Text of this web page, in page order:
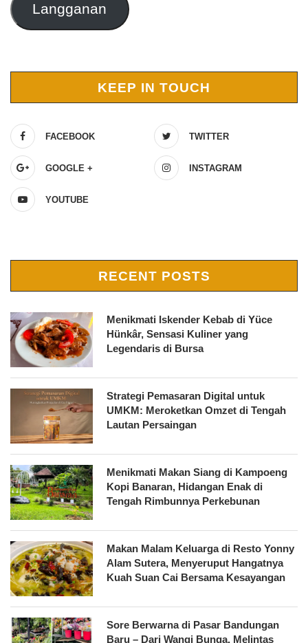
Langganan
KEEP IN TOUCH
FACEBOOK TWITTER
GOOGLE + INSTAGRAM
YOUTUBE
RECENT POSTS
Menikmati Iskender Kebab di Yüce
Hünkâr, Sensasi Kuliner yang
Legendaris di Bursa
Strategi Pemasaran Digital untuk
UMKM: Meroketkan Omzet di Tengah
Lautan Persaingan
Menikmati Makan Siang di Kampoeng
Kopi Banaran, Hidangan Enak di
Tengah Rimbunnya Perkebunan
Makan Malam Keluarga di Resto Yonny
Alam Sutera, Menyeruput Hangatnya
Kuah Suan Cai Bersama Kesayangan
Sore Berwarna di Pasar Bandungan
Baru – Dari Wangi Bunga, Melintas